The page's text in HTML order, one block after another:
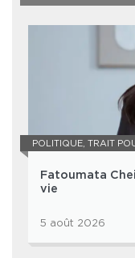
POLITIQUE TRAIT
Fatoumata
vie
5 août 2026